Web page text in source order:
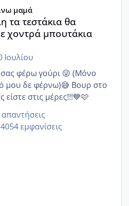
μαμά
τα τεστάκια θα
χοντρά μπουτάκια
Ιουλίου
φέρω γούρι 😜 (Μόνο
μου δε φέρνω)😅 Βουρ στο
είστε στις μέρες!!!💙🩷
εμφανίσεις